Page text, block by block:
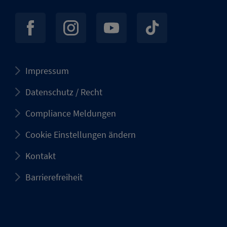
Impressum
Datenschutz / Recht
Compliance Meldungen
Cookie Einstellungen ändern
Kontakt
Barrierefreiheit